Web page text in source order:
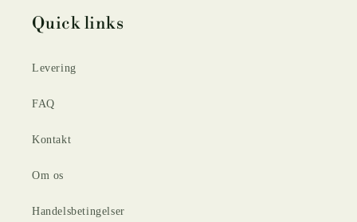
Quick links
Levering
FAQ
Kontakt
Om os
Handelsbetingelser